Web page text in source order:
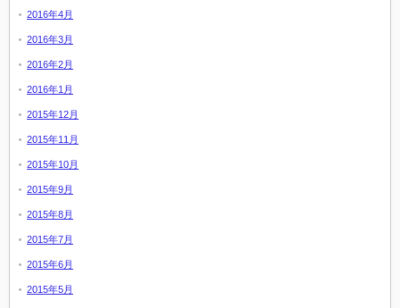
2016年4月
2016年3月
2016年2月
2016年1月
2015年12月
2015年11月
2015年10月
2015年9月
2015年8月
2015年7月
2015年6月
2015年5月